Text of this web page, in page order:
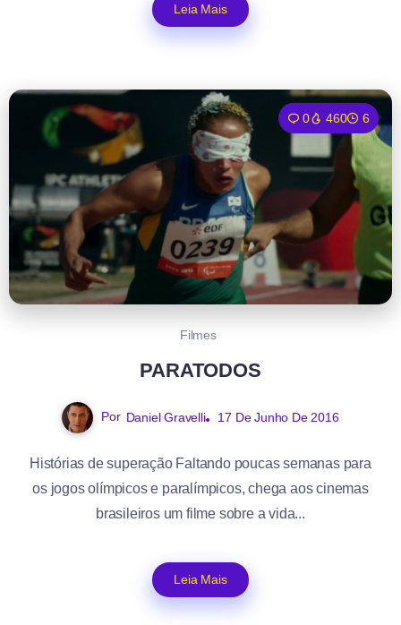
Leia Mais
0 460 6
Filmes
PARATODOS
Por Daniel Gravelli 17 De Junho De 2016
Histórias de superação Faltando poucas semanas para
os jogos olímpicos e paralímpicos, chega aos cinemas
brasileiros um filme sobre a vida...
Leia Mais